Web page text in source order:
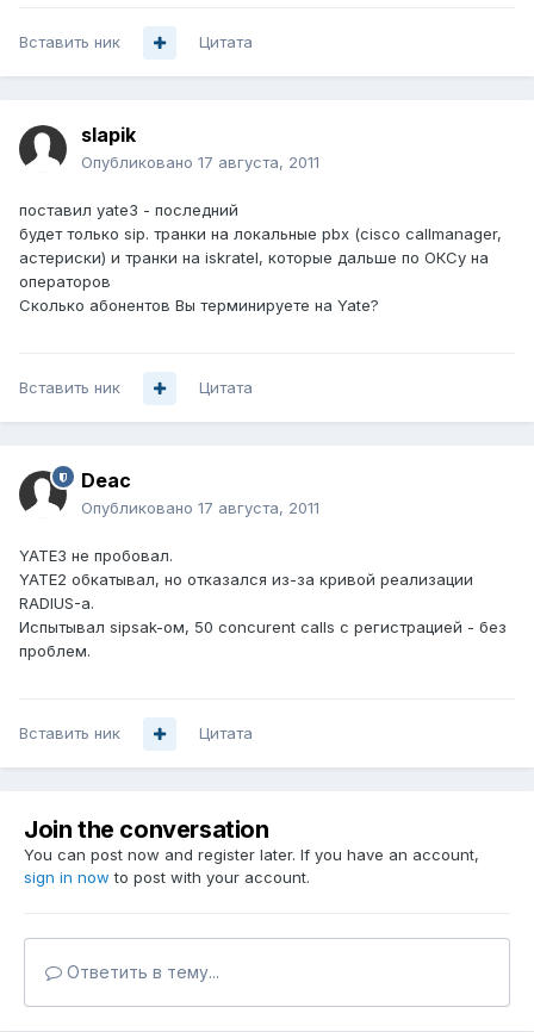
Вставить ник Цитата
slapik
Опубликовано 17 августа, 2011
поставил yate3 - последний
будет только sip. транки на локальные pbx (cisco callmanager,
астериски) и транки на iskratel, которые дальше по ОКСу на
операторов
Сколько абонентов Вы терминируете на Yate?
Вставить ник Цитата
Deac
Опубликовано 17 августа, 2011
YATE3 не пробовал.
YATE2 обкатывал, но отказался из-за кривой реализации
RADIUS-а.
Испытывал sipsak-ом, 50 concurent calls с регистрацией - без
проблем.
Вставить ник Цитата
Join the conversation
You can post now and register later. If you have an account,
sign in now to post with your account.
Ответить в тему...